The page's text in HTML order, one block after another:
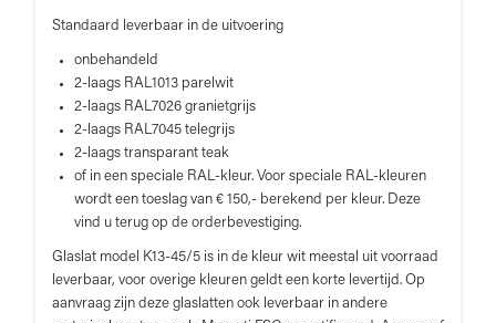
Standaard leverbaar in de uitvoering
onbehandeld
2-laags RAL1013 parelwit
2-laags RAL7026 granietgrijs
2-laags RAL7045 telegrijs
2-laags transparant teak
of in een speciale RAL-kleur. Voor speciale RAL-kleuren
wordt een toeslag van € 150,- berekend per kleur. Deze
vind u terug op de orderbevestiging.
Glaslat model K13-45/5 is in de kleur wit meestal uit voorraad
leverbaar, voor overige kleuren geldt een korte levertijd. Op
aanvraag zijn deze glaslatten ook leverbaar in andere